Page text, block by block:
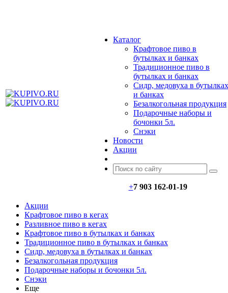
Каталог
Крафтовое пиво в
бутылках и банках
Традиционное пиво в
бутылках и банках
Сидр, медовуха в бутылках
и банках
Безалкогольная продукция
Подарочные наборы и
бочонки 5л.
Снэки
Новости
Акции
+7 903 162-01-19
Акции
Крафтовое пиво в кегах
Разливное пиво в кегах
Крафтовое пиво в бутылках и банках
Традиционное пиво в бутылках и банках
Сидр, медовуха в бутылках и банках
Безалкогольная продукция
Подарочные наборы и бочонки 5л.
Снэки
Еще